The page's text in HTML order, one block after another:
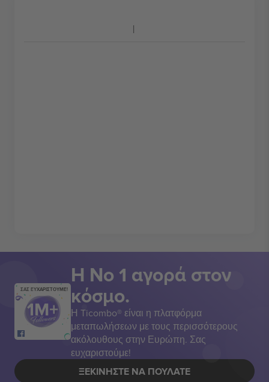
ΣΑΣ ΕΥΧΑΡΙΣΤΟΥΜΕ!
Η Νο 1 αγορά στον
κόσμο.
Η Ticombo® είναι η πλατφόρμα
μεταπωλήσεων με τους περισσότερους
ακόλουθους στην Ευρώπη. Σας
ευχαριστούμε!
ΞΕΚΙΝΉΣΤΕ ΝΑ ΠΟΥΛΆΤΕ